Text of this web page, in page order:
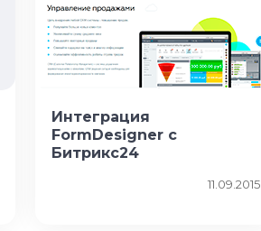
Интеграция
FormDesigner с
Битрикс24
11.09.2015